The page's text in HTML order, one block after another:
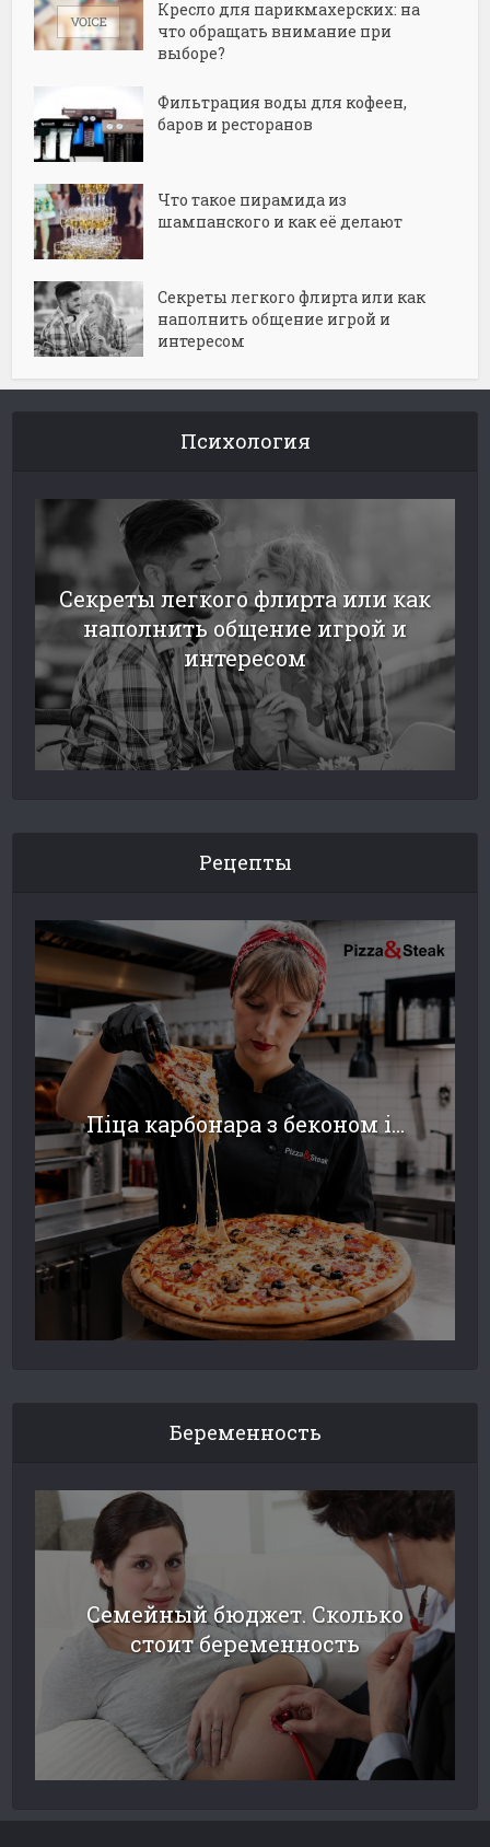
Кресло для парикмахерских: на
что обращать внимание при
выборе?
Фильтрация воды для кофеен,
баров и ресторанов
Что такое пирамида из
шампанского и как её делают
Секреты легкого флирта или как
наполнить общение игрой и
интересом
Психология
Секреты легкого флирта или как
наполнить общение игрой и
интересом
Рецепты
Піца карбонара з беконом і...
Беременность
Семейный бюджет. Сколько
стоит беременность